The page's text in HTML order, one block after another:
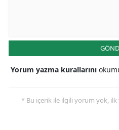
Yorum yazma kurallarını
* Bu içerik ile ilgili yorum yok, ilk